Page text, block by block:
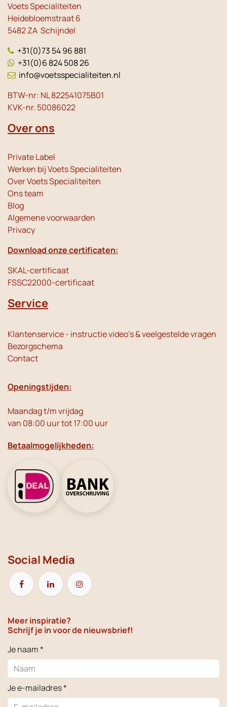
Voets Specialiteiten
Heidebloemstraat 6
5482 ZA Schijndel
+31(0)73 54 96 881
+31(0)6 824 508 26
info@voetsspecialiteiten.nl
BTW-nr: NL 822541075B01
KVK-nr. 50086022
Over ons
Private Label
Werken bij Voets Specialiteiten
Over Voets Specialiteiten
Ons team
Blog
Algemene voorwaarden
Privacy
Download onze certificaten:
SKAL-certificaat
FSSC22000-certificaat
Service
Klantenservice - instructie video's & veelgestelde vragen
Bezorgschema
Contact
Openingstijden:
Maandag t/m vrijdag
van 08:00 uur tot 17:00 uur
Betaalmogelijkheden:
Social Media
Meer inspiratie?
Schrijf je in voor de nieuwsbrief!
Je naam *
Je e-mailadres *